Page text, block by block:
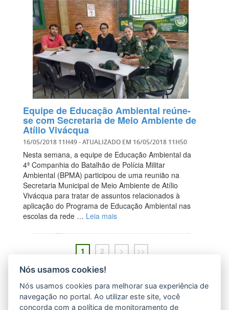
Equipe de Educação Ambiental reúne-
se com Secretaria de Meio Ambiente de
Atílio Vivácqua
16/05/2018 11H49- ATUALIZADO EM 16/05/2018 11H50
Nesta semana, a equipe de Educação Ambiental da
4ª Companhia do Batalhão de Polícia Militar
Ambiental (BPMA) participou de uma reunião na
Secretaria Municipal de Meio Ambiente de Atílio
Vivácqua para tratar de assuntos relacionados à
aplicação do Programa de Educação Ambiental nas
escolas da rede … Leia mais
1 2 >
>>
Nós usamos cookies!
Nós usamos cookies para melhorar sua experiência de
navegação no portal. Ao utilizar este site, você
concorda com a política de monitoramento de